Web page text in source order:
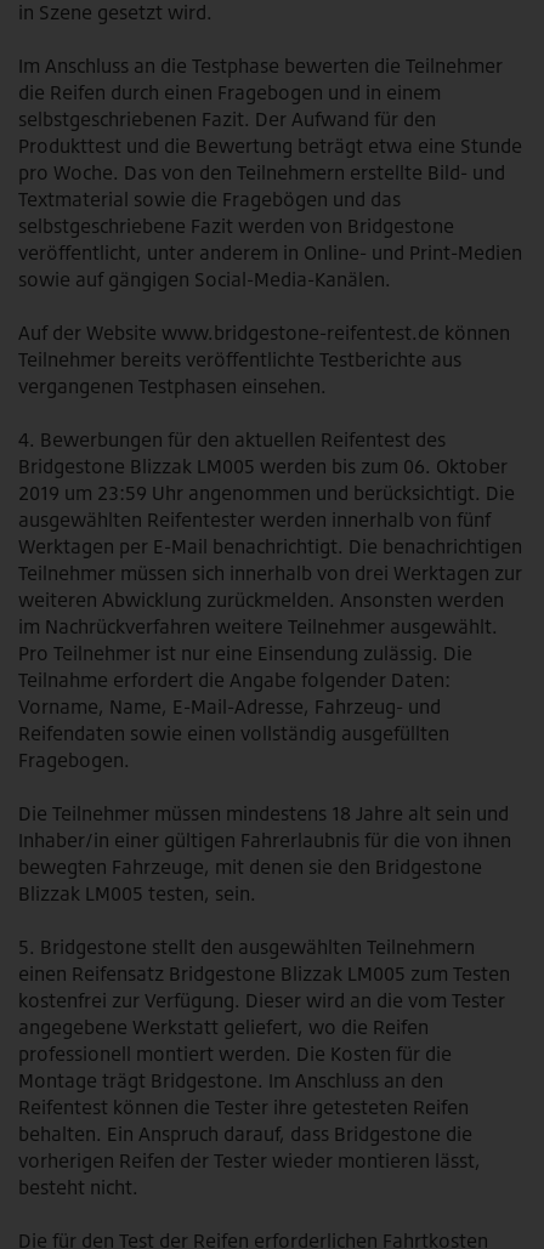
in Szene gesetzt wird.
Im Anschluss an die Testphase bewerten die Teilnehmer
die Reifen durch einen Fragebogen und in einem
selbstgeschriebenen Fazit. Der Aufwand für den
Produkttest und die Bewertung beträgt etwa eine Stunde
pro Woche. Das von den Teilnehmern erstellte Bild- und
Textmaterial sowie die Fragebögen und das
selbstgeschriebene Fazit werden von Bridgestone
veröffentlicht, unter anderem in Online- und Print-Medien
sowie auf gängigen Social-Media-Kanälen.
Auf der Website www.bridgestone-reifentest.de können
Teilnehmer bereits veröffentlichte Testberichte aus
vergangenen Testphasen einsehen.
4. Bewerbungen für den aktuellen Reifentest des
Bridgestone Blizzak LM005 werden bis zum 06. Oktober
2019 um 23:59 Uhr angenommen und berücksichtigt. Die
ausgewählten Reifentester werden innerhalb von fünf
Werktagen per E-Mail benachrichtigt. Die benachrichtigen
Teilnehmer müssen sich innerhalb von drei Werktagen zur
weiteren Abwicklung zurückmelden. Ansonsten werden
im Nachrückverfahren weitere Teilnehmer ausgewählt.
Pro Teilnehmer ist nur eine Einsendung zulässig. Die
Teilnahme erfordert die Angabe folgender Daten:
Vorname, Name, E-Mail-Adresse, Fahrzeug- und
Reifendaten sowie einen vollständig ausgefüllten
Fragebogen.
Die Teilnehmer müssen mindestens 18 Jahre alt sein und
Inhaber/in einer gültigen Fahrerlaubnis für die von ihnen
bewegten Fahrzeuge, mit denen sie den Bridgestone
Blizzak LM005 testen, sein.
5. Bridgestone stellt den ausgewählten Teilnehmern
einen Reifensatz Bridgestone Blizzak LM005 zum Testen
kostenfrei zur Verfügung. Dieser wird an die vom Tester
angegebene Werkstatt geliefert, wo die Reifen
professionell montiert werden. Die Kosten für die
Montage trägt Bridgestone. Im Anschluss an den
Reifentest können die Tester ihre getesteten Reifen
behalten. Ein Anspruch darauf, dass Bridgestone die
vorherigen Reifen der Tester wieder montieren lässt,
besteht nicht.
Die für den Test der Reifen erforderlichen Fahrtkosten